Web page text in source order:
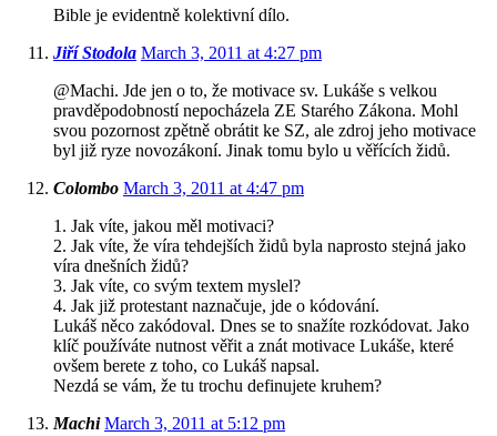
Bible je evidentně kolektivní dílo.
Jiří Stodola March 3, 2011 at 4:27 pm
@Machi. Jde jen o to, že motivace sv. Lukáše s velkou
pravděpodobností nepocházela ZE Starého Zákona. Mohl
svou pozornost zpětně obrátit ke SZ, ale zdroj jeho motivace
byl již ryze novozákoní. Jinak tomu bylo u věřících židů.
Colombo March 3, 2011 at 4:47 pm
1. Jak víte, jakou měl motivaci?
2. Jak víte, že víra tehdejších židů byla naprosto stejná jako
víra dnešních židů?
3. Jak víte, co svým textem myslel?
4. Jak již protestant naznačuje, jde o kódování.
Lukáš něco zakódoval. Dnes se to snažíte rozkódovat. Jako
klíč používáte nutnost věřit a znát motivace Lukáše, které
ovšem berete z toho, co Lukáš napsal.
Nezdá se vám, že tu trochu definujete kruhem?
Machi March 3, 2011 at 5:12 pm